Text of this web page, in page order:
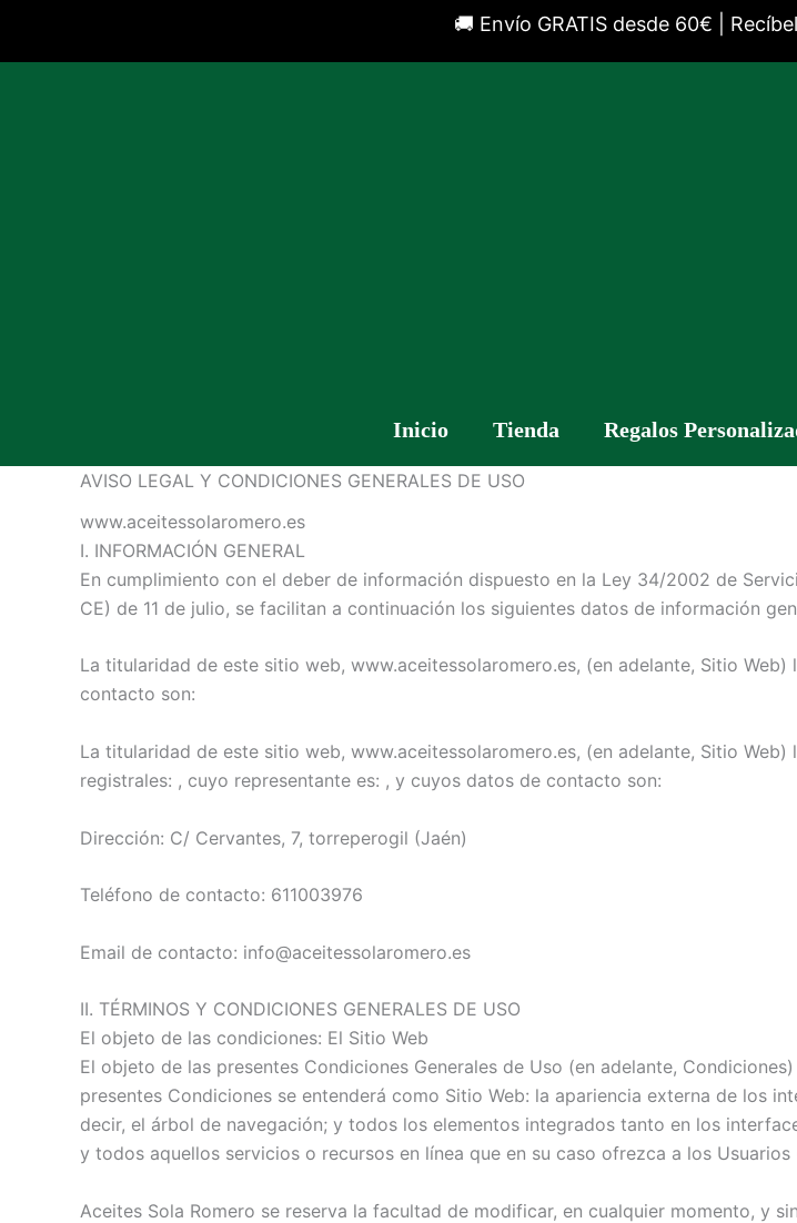
🚚 Envío GRATIS desde 60€ |
Inicio Tienda Regalos
AVISO LEGAL Y CONDICIONES GENERALES DE USO
www.aceitessolaromero.es
I. INFORMACIÓN GENERAL
En cumplimiento con el deber de información dispuesto en la Ley 34/2002 de
CE) de 11 de julio, se facilitan a continuación los siguientes datos de información
La titularidad de este sitio web, www.aceitessolaromero.es, (en adelante, Sitio
contacto son:
La titularidad de este sitio web, www.aceitessolaromero.es, (en adelante, Sitio
registrales: , cuyo representante es: , y cuyos datos de contacto son:
Dirección: C/ Cervantes, 7, torreperogil (Jaén)
Teléfono de contacto: 611003976
Email de contacto: info@aceitessolaromero.es
II. TÉRMINOS Y CONDICIONES GENERALES DE USO
El objeto de las condiciones: El Sitio Web
El objeto de las presentes Condiciones Generales de Uso (en adelante,
presentes Condiciones se entenderá como Sitio Web: la apariencia externa de los
decir, el árbol de navegación; y todos los elementos integrados tanto en los
y todos aquellos servicios o recursos en línea que en su caso ofrezca a los Usuarios
Aceites Sola Romero se reserva la facultad de modificar, en cualquier momento, y